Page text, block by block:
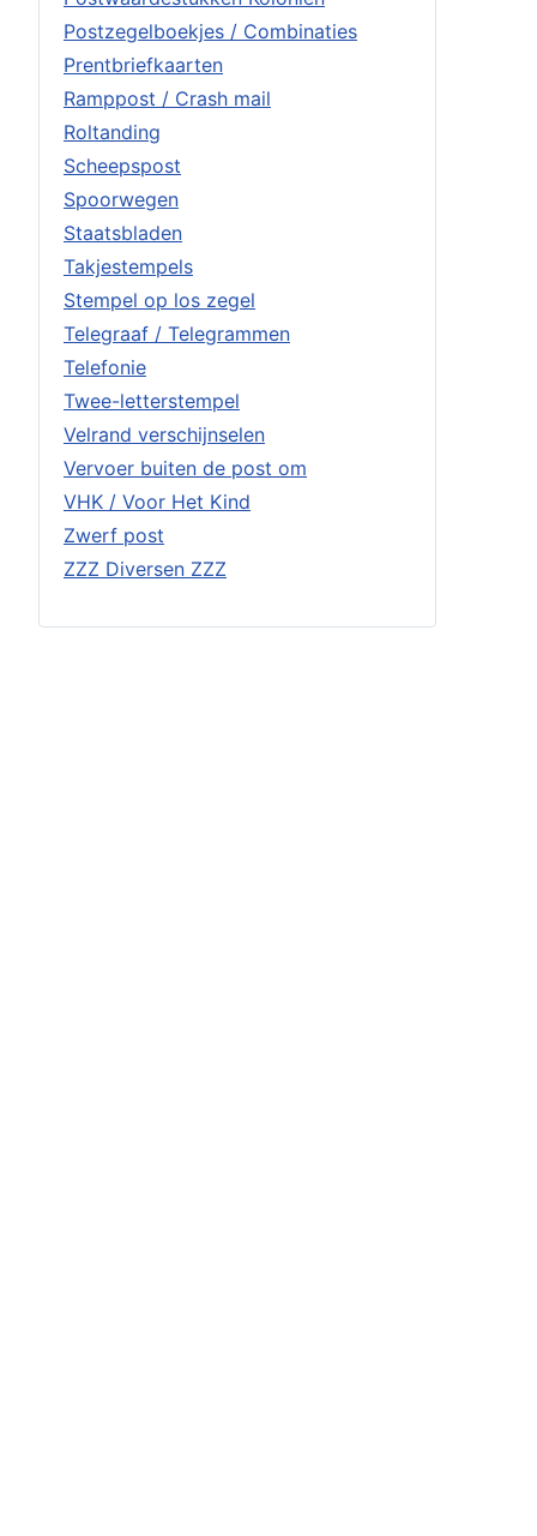
Postzegelboekjes / Combinaties
Prentbriefkaarten
Ramppost / Crash mail
Roltanding
Scheepspost
Spoorwegen
Staatsbladen
Takjestempels
Stempel op los zegel
Telegraaf / Telegrammen
Telefonie
Twee-letterstempel
Velrand verschijnselen
Vervoer buiten de post om
VHK / Voor Het Kind
Zwerf post
ZZZ Diversen ZZZ